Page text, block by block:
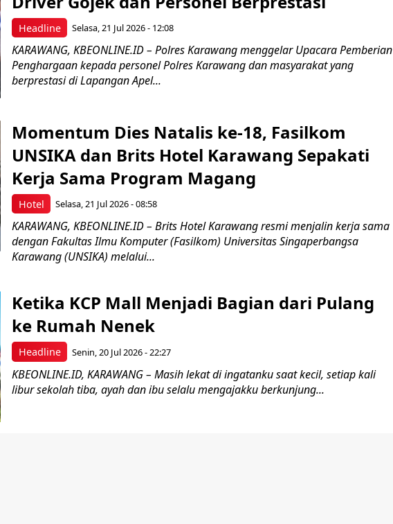
Headline Selasa, 21 Jul 2026 - 12:08
KARAWANG, KBEONLINE.ID – Polres Karawang menggelar Upacara Pemberian
Penghargaan kepada personel Polres Karawang dan masyarakat yang
berprestasi di Lapangan Apel...
Hotel
Momentum Dies Natalis ke-18, Fasilkom
UNSIKA dan Brits Hotel Karawang Sepakati
Kerja Sama Program Magang
Selasa, 21 Jul 2026 - 08:58
KARAWANG, KBEONLINE.ID – Brits Hotel Karawang resmi menjalin kerja sama
dengan Fakultas Ilmu Komputer (Fasilkom) Universitas Singaperbangsa
Karawang (UNSIKA) melalui...
Headline
Ketika KCP Mall Menjadi Bagian dari Pulang
ke Rumah Nenek
Senin, 20 Jul 2026 - 22:27
KBEONLINE.ID, KARAWANG – Masih lekat di ingatanku saat kecil, setiap kali
libur sekolah tiba, ayah dan ibu selalu mengajakku berkunjung...